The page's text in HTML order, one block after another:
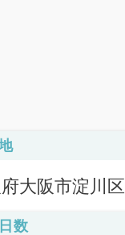
大阪市淀川区
数